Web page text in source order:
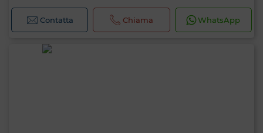
Contatta Chiama WhatsApp